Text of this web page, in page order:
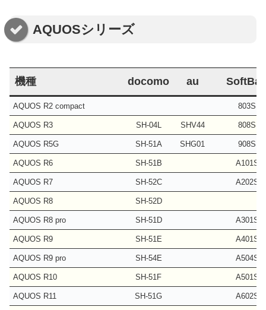
AQUOSシリーズ
機種 docomo au
AQUOS R2 compact 803SH
AQUOS R3 SH-04L SHV44 808SH
AQUOS R5G SH-51A SHG01 908SH
AQUOS R6 SH-51B A101SH
AQUOS R7 SH-52C A202SH
AQUOS R8 SH-52D
AQUOS R8 pro SH-51D A301SH
AQUOS R9 SH-51E A401SH
AQUOS R9 pro SH-54E A504SH
AQUOS R10 SH-51F A501SH
AQUOS R11 SH-51G A602SH